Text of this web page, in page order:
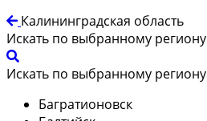
Калининградская область
Искать по выбранному региону
Искать по выбранному региону
Багратионовск